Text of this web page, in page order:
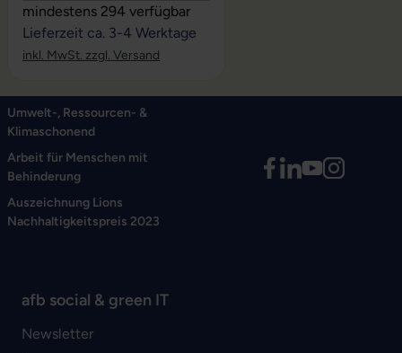
Durchschnittliche Bewertung von 5 von 5 Sternen
mindestens 294 verfügbar
Lieferzeit ca. 3-4 Werktage
inkl. MwSt. zzgl. Versand
Umwelt-, Ressourcen- &
Klimaschonend
Arbeit für Menschen mit
Behinderung
Auszeichnung Lions
Nachhaltigkeitspreis 2023
afb social & green IT
Newsletter